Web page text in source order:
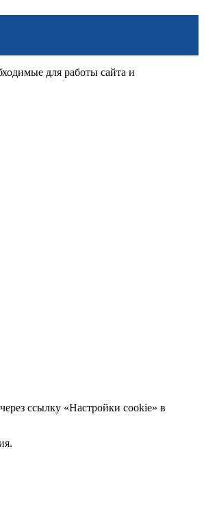
для работы сайта и
ссылку «Настройки cookie» в